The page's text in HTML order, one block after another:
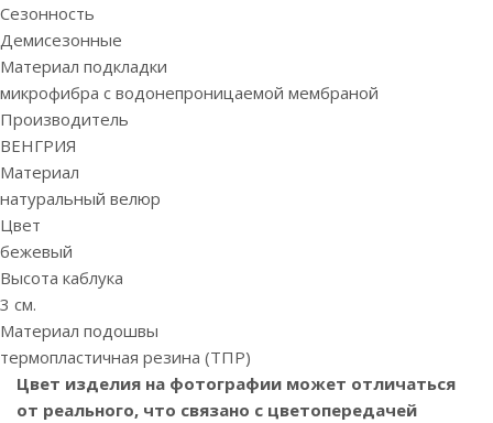
Сезонность
Демисезонные
Материал подкладки
микрофибра с водонепроницаемой мембраной
Производитель
ВЕНГРИЯ
Материал
натуральный велюр
Цвет
бежевый
Высота каблука
3 см.
Материал подошвы
термопластичная резина (ТПР)
Цвет изделия на фотографии может отличаться
от реального, что связано с цветопередачей